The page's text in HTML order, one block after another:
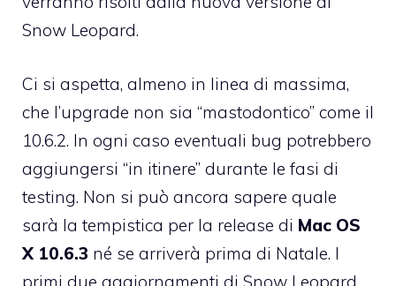
Snow Leopard.
Ci si aspetta, almeno in linea di massima,
che l’upgrade non sia “mastodontico” come il
10.6.2. In ogni caso eventuali bug potrebbero
aggiungersi “in itinere” durante le fasi di
testing. Non si può ancora sapere quale
sarà la tempistica per la release di Mac OS
X 10.6.3 né se arriverà prima di Natale. I
primi due aggiornamenti di Snow Leopard